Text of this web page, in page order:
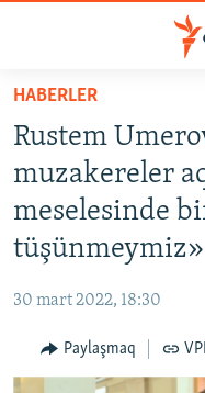
Esas
qaytmaq
Baş
navigatsiyağa
qaytmaq
Qıdıruvğa
SİYASET
İQTİSADİYAT
CEMİYET
İNSAN AQLARI
VİDEO
HABERLER
Rustem
muzakereler
meselesinde
tüşünmeymiz»
30 mart 2022, 18:30
Paylaşmaq